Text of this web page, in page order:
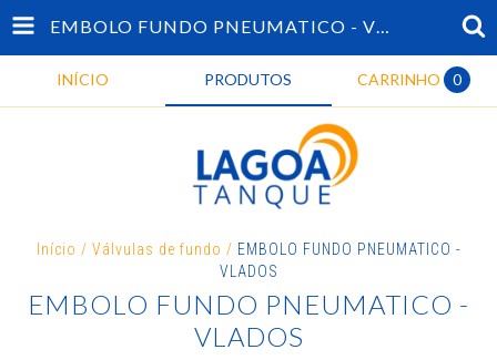
EMBOLO FUNDO PNEUMATICO - VLADOS
INÍCIO PRODUTOS CARRINHO 0
Início / Válvulas de fundo / EMBOLO FUNDO PNEUMATICO -
VLADOS
EMBOLO FUNDO PNEUMATICO -
VLADOS